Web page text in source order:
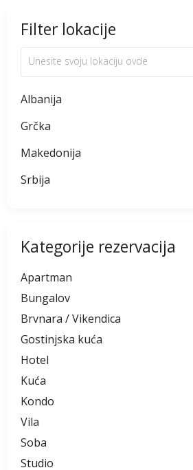
Filter lokacije
Albanija
Grčka
Makedonija
Srbija
Kategorije rezervacija
Apartman
Bungalov
Brvnara / Vikendica
Gostinjska kuća
Hotel
Kuća
Kondo
Vila
Soba
Studio